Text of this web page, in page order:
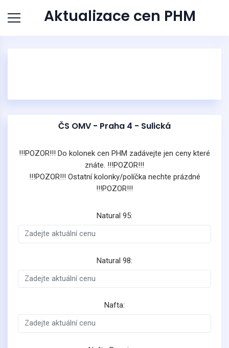
Aktualizace cen PHM
ČS OMV - Praha 4 - Sulická
!!!POZOR!!! Do kolonek cen PHM zadávejte jen ceny které
znáte. !!!POZOR!!!
!!!POZOR!!! Ostatní kolonky/políčka nechte prázdné
!!!POZOR!!!
Natural 95:
Natural 98:
Nafta: